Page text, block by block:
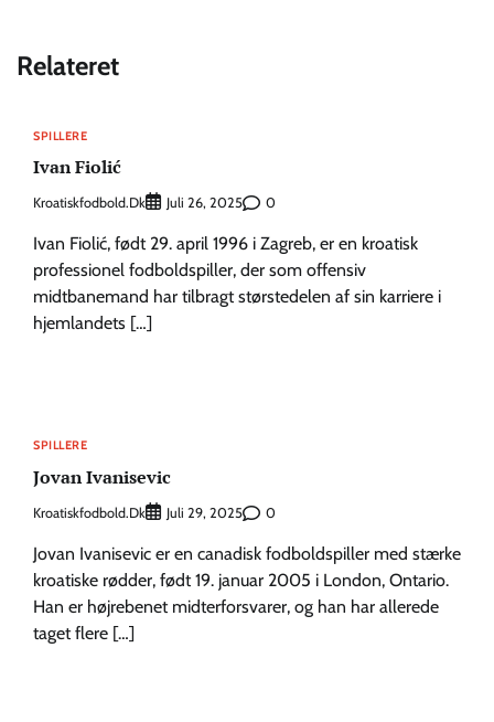
Relateret
SPILLERE
Ivan Fiolić
Kroatiskfodbold.dk Juli 26, 2025 0
Ivan Fiolić, født 29. april 1996 i Zagreb, er en kroatisk
professionel fodboldspiller, der som offensiv
midtbanemand har tilbragt størstedelen af sin karriere i
hjemlandets […]
SPILLERE
Jovan Ivanisevic
Kroatiskfodbold.dk Juli 29, 2025 0
Jovan Ivanisevic er en canadisk fodboldspiller med stærke
kroatiske rødder, født 19. januar 2005 i London, Ontario.
Han er højrebenet midterforsvarer, og han har allerede
taget flere […]